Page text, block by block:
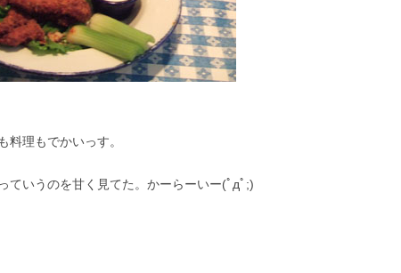
料理もでかいっす。
ていうのを甘く見てた。かーらーいー(ﾟдﾟ;)